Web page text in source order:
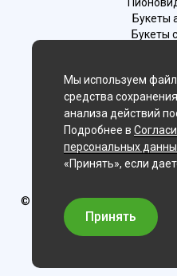
Букеты
Букеты
Мы в соц.
© Delaflor - доставка цветов,
ИНН 540409481687
Мы используем
средства
анализа действий
Подробнее в
персональных
«Принять», если
Принять